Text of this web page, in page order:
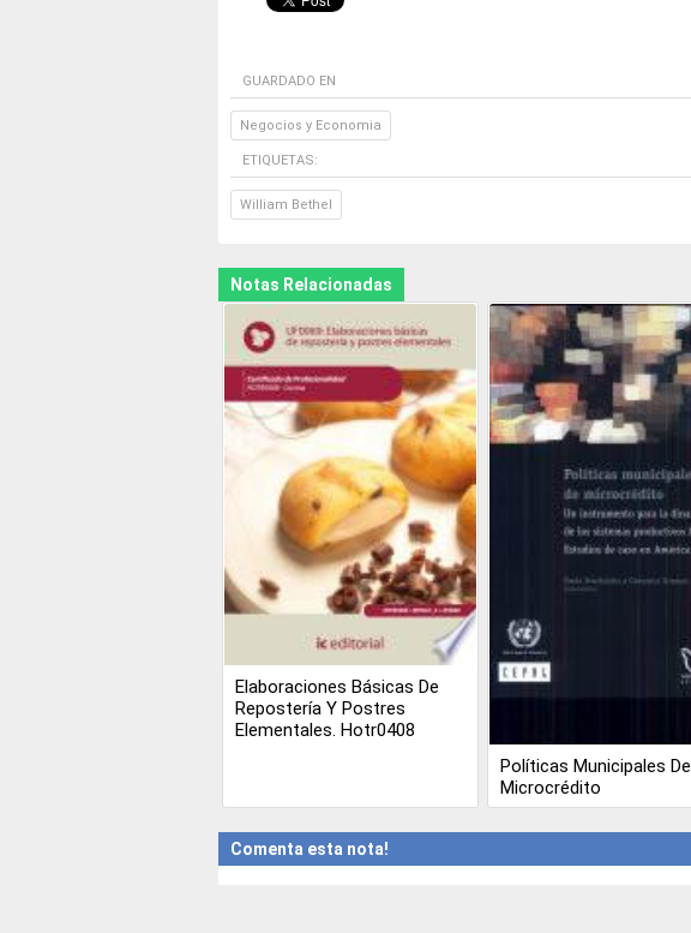
GUARDADO EN
Negocios y Economia
ETIQUETAS:
William Bethel
Notas Relacionadas
Elaboraciones Básicas De
Repostería Y Postres
Elementales. Hotr0408
Políticas Municipales De
Microcrédito
Comenta esta nota!